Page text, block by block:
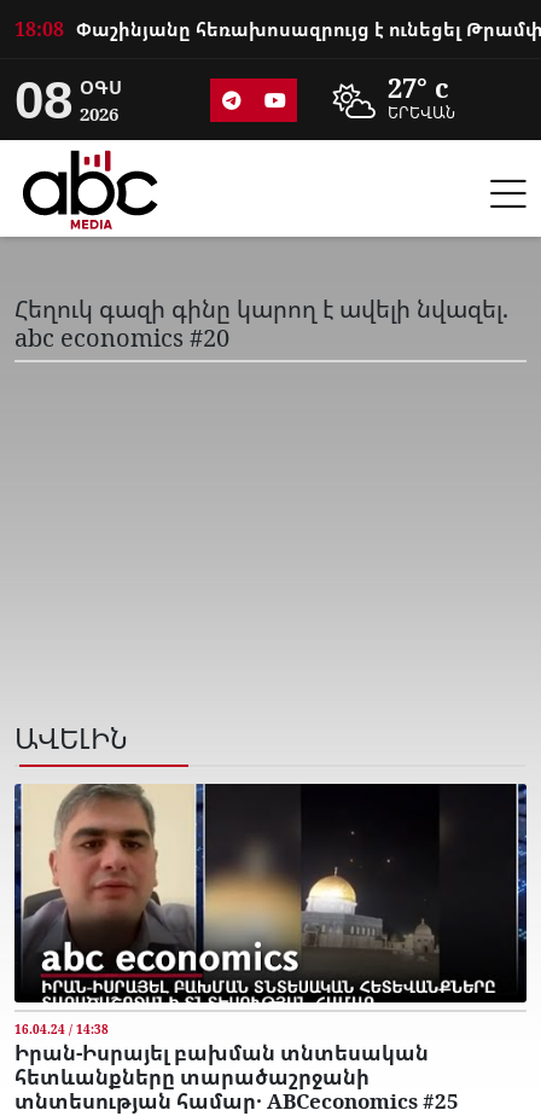
18:08
08 ՕԳՍ
2026
27° c
ԵՐԵՎԱՆ
Հեղուկ գազի գինը կարող է ավելի նվազել.
abc economics #20
ԱՎԵԼԻՆ
16.04.24 / 14:38
Իրան-Իսրայել բախման տնտեսական
հետևանքները տարածաշրջանի
տնտեսության համար․ ABCeconomics #25